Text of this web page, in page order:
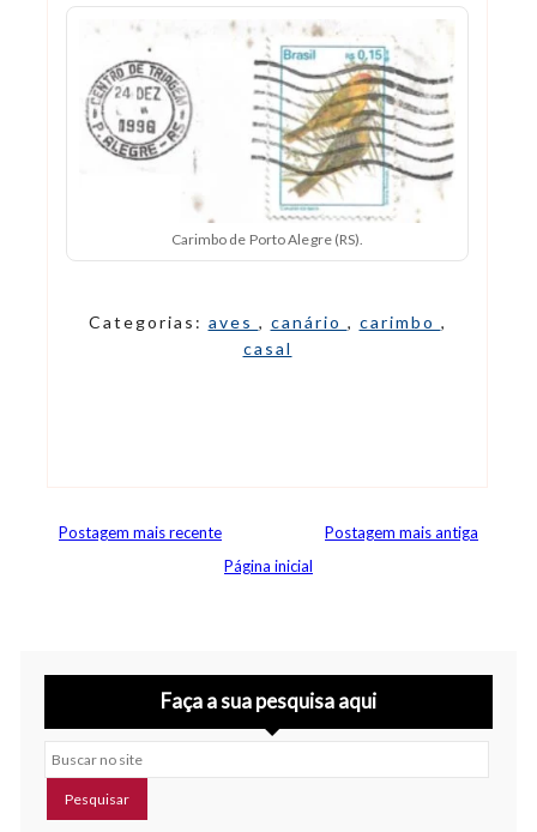
Carimbo de Porto Alegre (RS).
Categorias: aves , canário , carimbo ,
casal
Postagem mais recente
Postagem mais antiga
Página inicial
Faça a sua pesquisa aqui
Buscar no site